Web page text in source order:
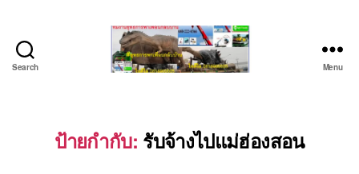
Search
เครื่องจักร
ระยอง
Menu
ป้ายกำกับ: รับจ้างไปแม่ฮ่องสอน